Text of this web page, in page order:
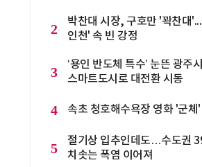
2
박찬대 시장, 구호만 '꽉찬대
인천' 속 빈 강정
3
‘용인 반도체 특수’ 눈뜬 광주
스마트도시로 대전환 시동
4 속초 청호해수욕장 영화 '군체'
5
절기상 입추인데도…수도권
치솟는 폭염 이어져